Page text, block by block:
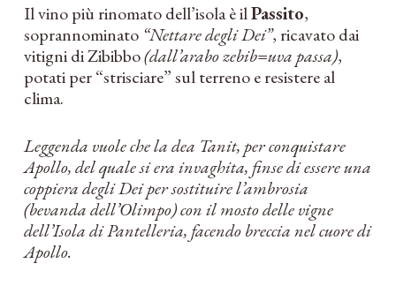
Il vino più rinomato dell’isola è ilPassito,
soprannominato “Nettare degli Dei”, ricavato dai
vitigni di Zibibbo(dall’arabo zebib=uva passa),
potati per “strisciare” sul terreno e resistere al
clima.
Leggenda vuole che la dea Tanit, per conquistare
Apollo, del quale si era invaghita, finse di essere una
coppiera degli Dei per sostituire l’ambrosia
(bevanda dell’Olimpo) con il mosto delle vigne
dell’Isola di Pantelleria, facendo breccia nel cuore di
Apollo.